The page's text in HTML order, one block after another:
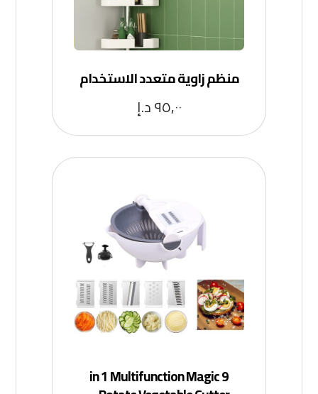
منظم زاوية متعدد الاستخدام
٩٥,٠٠د.إ
9 in 1 Multifunction Magic